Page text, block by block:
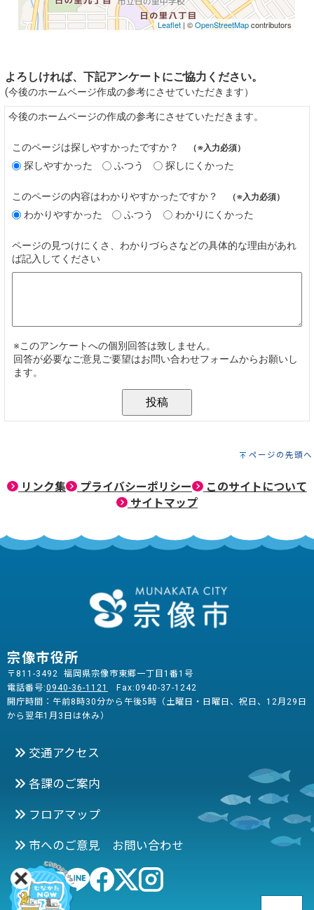
Leaflet | ©OpenStreetMapcontributors
ページの先頭へ
リンク集 プライバシーポリシー
このサイトについて
サイトマップ
宗像市役所
〒811-3492 福岡県宗像市東郷一丁目1番1号
電話番号:0940-36-1121
Fax:0940-37-1242
開庁時間：午前8時30分から午後5時（土曜日・日曜日、祝日、12月29日
から翌年1月3日は休み）
交通アクセス
各課のご案内
フロアマップ
市へのご意見 お問い合わせ